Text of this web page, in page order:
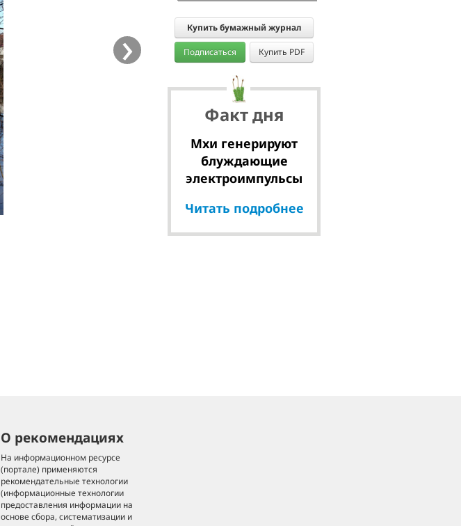
› Купить бумажный журнал
Подписаться Купить PDF
Факт дня
Мхи генерируют
блуждающие
электроимпульсы
Читать подробнее
О рекомендациях
На информационном ресурсе
(портале) применяются
рекомендательные технологии
(информационные технологии
предоставления информации на
основе сбора, систематизации и